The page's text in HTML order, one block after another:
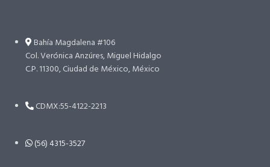
Bahía Magdalena #106
Col. Verónica Anzúres, Miguel Hidalgo
C.P. 11300, Ciudad de México, México
CDMX:55-4122-2213
(56) 4315-3527